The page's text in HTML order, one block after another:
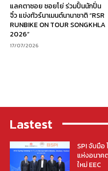
แลคตาซอย ซอยโย่ ร่วมปั้นนักปั่น
จิ๋ว แข่งทัวร์นาเมนต์นานาชาติ “RSR
RUNBIKE ON TOUR SONGKHLA
2026”
17/07/2026
Lastest
SPI จับมือ
แห่งอนาค
ใหม่ EEC